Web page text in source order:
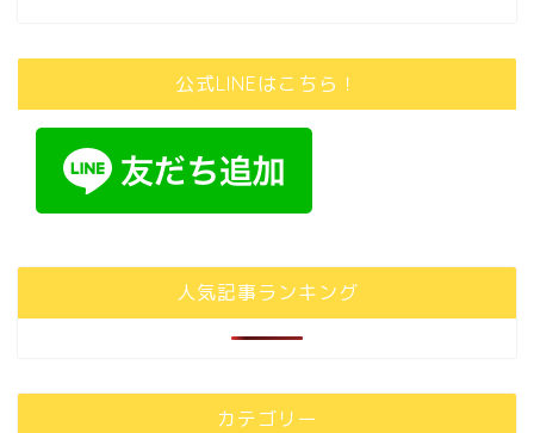
公式LINEはこちら！
人気記事ランキング
カテゴリー